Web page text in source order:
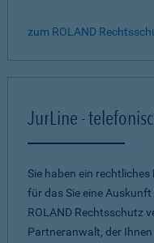
zum ROLAND
JurLine -
Sie haben ein
für das Sie eine
ROLAND Rechtsschutz
Partneranwalt, der